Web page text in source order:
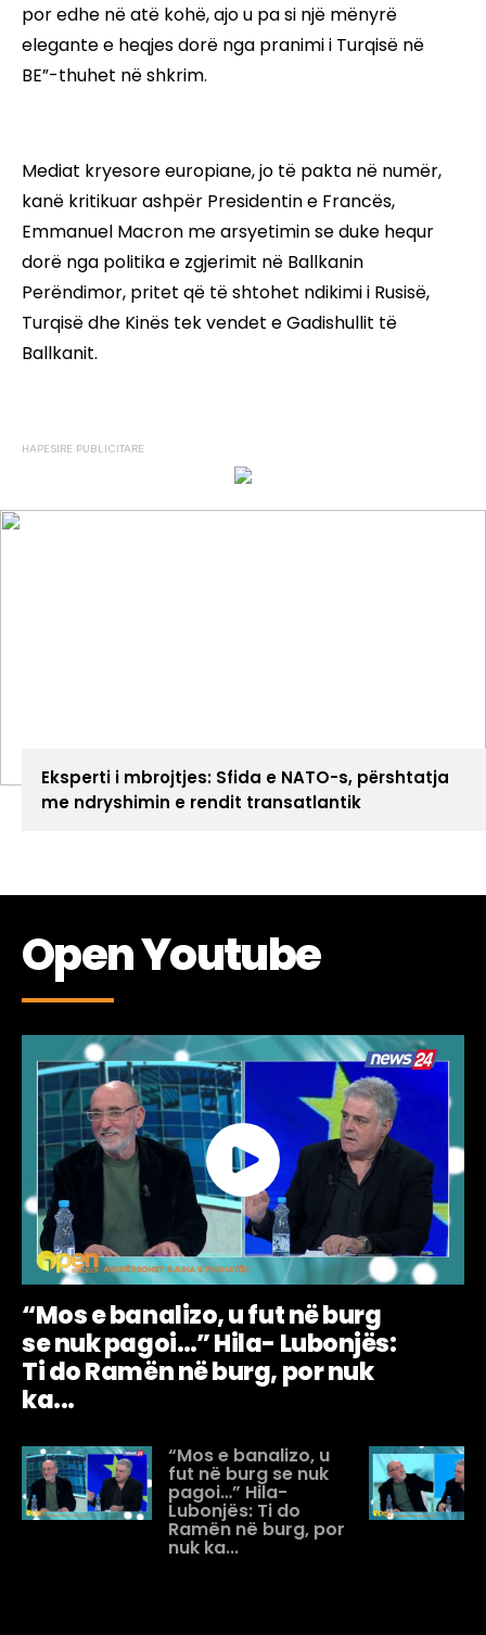
por edhe në atë kohë, ajo u pa si një mënyrë
elegante e heqjes dorë nga pranimi i Turqisë në
BE”-thuhet në shkrim.
Mediat kryesore europiane, jo të pakta në numër,
kanë kritikuar ashpër Presidentin e Francës,
Emmanuel Macron me arsyetimin se duke hequr
dorë nga politika e zgjerimit në Ballkanin
Perëndimor, pritet që të shtohet ndikimi i Rusisë,
Turqisë dhe Kinës tek vendet e Gadishullit të
Ballkanit.
Eksperti i mbrojtjes: Sfida e NATO-s, përshtatja
me ndryshimin e rendit transatlantik
Open Youtube
“Mos e banalizo, u fut në burg
se nuk pagoi…” Hila- Lubonjës:
Ti do Ramën në burg, por nuk
ka...
“Mos e banalizo, u
fut në burg se nuk
pagoi…” Hila-
Lubonjës: Ti do
Ramën në burg, por
nuk ka...